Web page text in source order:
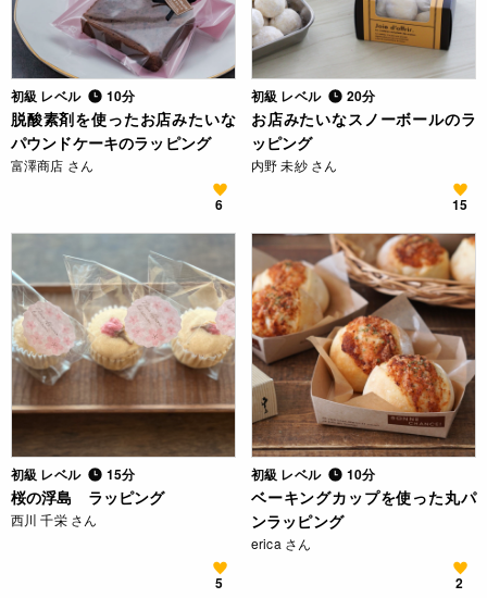
初級 レベル 10分
脱酸素剤を使ったお店みたいな
パウンドケーキのラッピング
富澤商店 さん
6
初級 レベル 20分
お店みたいなスノーボールのラ
ッピング
内野 未紗 さん
15
初級 レベル 15分
桜の浮島 ラッピング
西川 千栄 さん
5
初級 レベル 10分
ベーキングカップを使った丸パ
ンラッピング
erica さん
2